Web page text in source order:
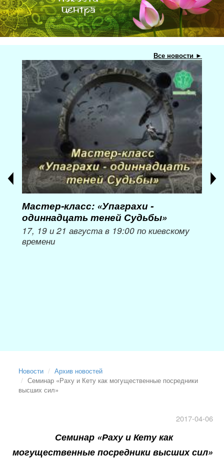
Все новости ►
Мастер-класс: «Упаграхи -
одиннадцать теней Судьбы»
17, 19 и 21 августа в 19:00 по киевскому
времени
Новости
Архив новостей
Семинар «Раху и Кету как могущественные посредники
высших сил»
2017-04-06
Семинар «Раху и Кету как
могущественные посредники высших сил»